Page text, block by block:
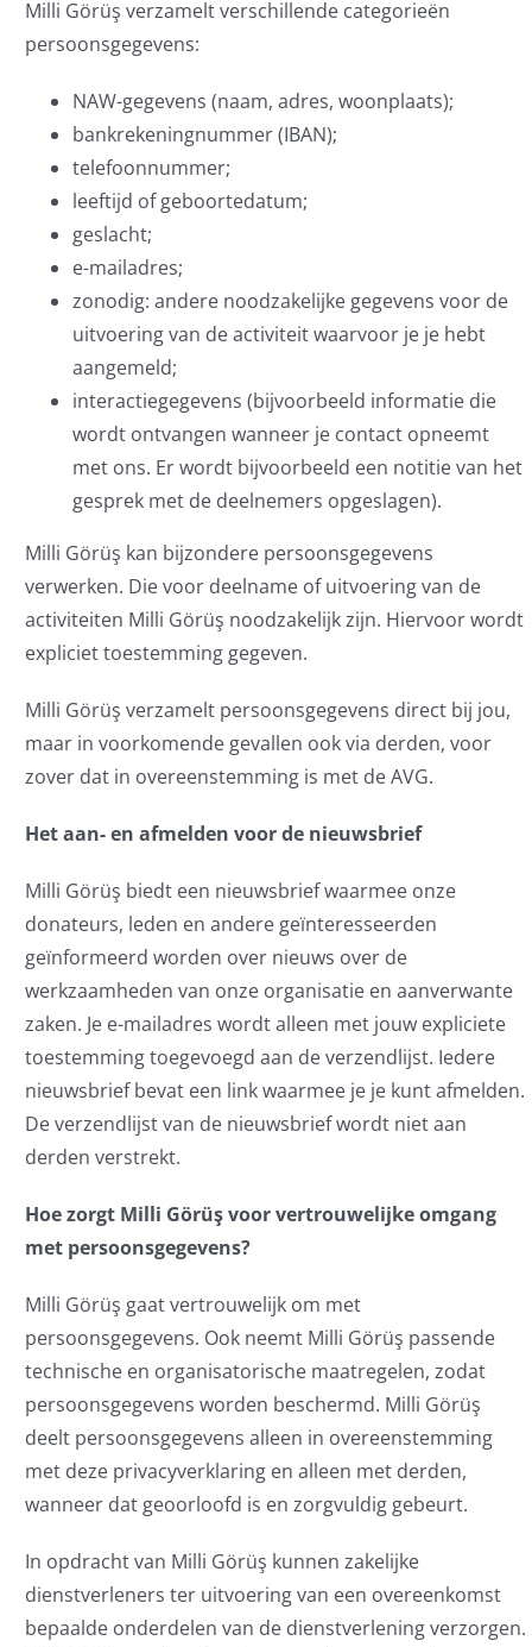
Milli Görüş verzamelt verschillende categorieën
persoonsgegevens:
NAW-gegevens (naam, adres, woonplaats);
bankrekeningnummer (IBAN);
telefoonnummer;
leeftijd of geboortedatum;
geslacht;
e-mailadres;
zonodig: andere noodzakelijke gegevens voor de
uitvoering van de activiteit waarvoor je je hebt
aangemeld;
interactiegegevens (bijvoorbeeld informatie die
wordt ontvangen wanneer je contact opneemt
met ons. Er wordt bijvoorbeeld een notitie van het
gesprek met de deelnemers opgeslagen).
Milli Görüş kan bijzondere persoonsgegevens
verwerken. Die voor deelname of uitvoering van de
activiteiten Milli Görüş noodzakelijk zijn. Hiervoor wordt
expliciet toestemming gegeven.
Milli Görüş verzamelt persoonsgegevens direct bij jou,
maar in voorkomende gevallen ook via derden, voor
zover dat in overeenstemming is met de AVG.
Het aan- en afmelden voor de nieuwsbrief
Milli Görüş biedt een nieuwsbrief waarmee onze
donateurs, leden en andere geïnteresseerden
geïnformeerd worden over nieuws over de
werkzaamheden van onze organisatie en aanverwante
zaken. Je e-mailadres wordt alleen met jouw expliciete
toestemming toegevoegd aan de verzendlijst. Iedere
nieuwsbrief bevat een link waarmee je je kunt afmelden.
De verzendlijst van de nieuwsbrief wordt niet aan
derden verstrekt.
Hoe zorgt Milli Görüş voor vertrouwelijke omgang
met persoonsgegevens?
Milli Görüş gaat vertrouwelijk om met
persoonsgegevens. Ook neemt Milli Görüş passende
technische en organisatorische maatregelen, zodat
persoonsgegevens worden beschermd. Milli Görüş
deelt persoonsgegevens alleen in overeenstemming
met deze privacyverklaring en alleen met derden,
wanneer dat geoorloofd is en zorgvuldig gebeurt.
In opdracht van Milli Görüş kunnen zakelijke
dienstverleners ter uitvoering van een overeenkomst
bepaalde onderdelen van de dienstverlening verzorgen.